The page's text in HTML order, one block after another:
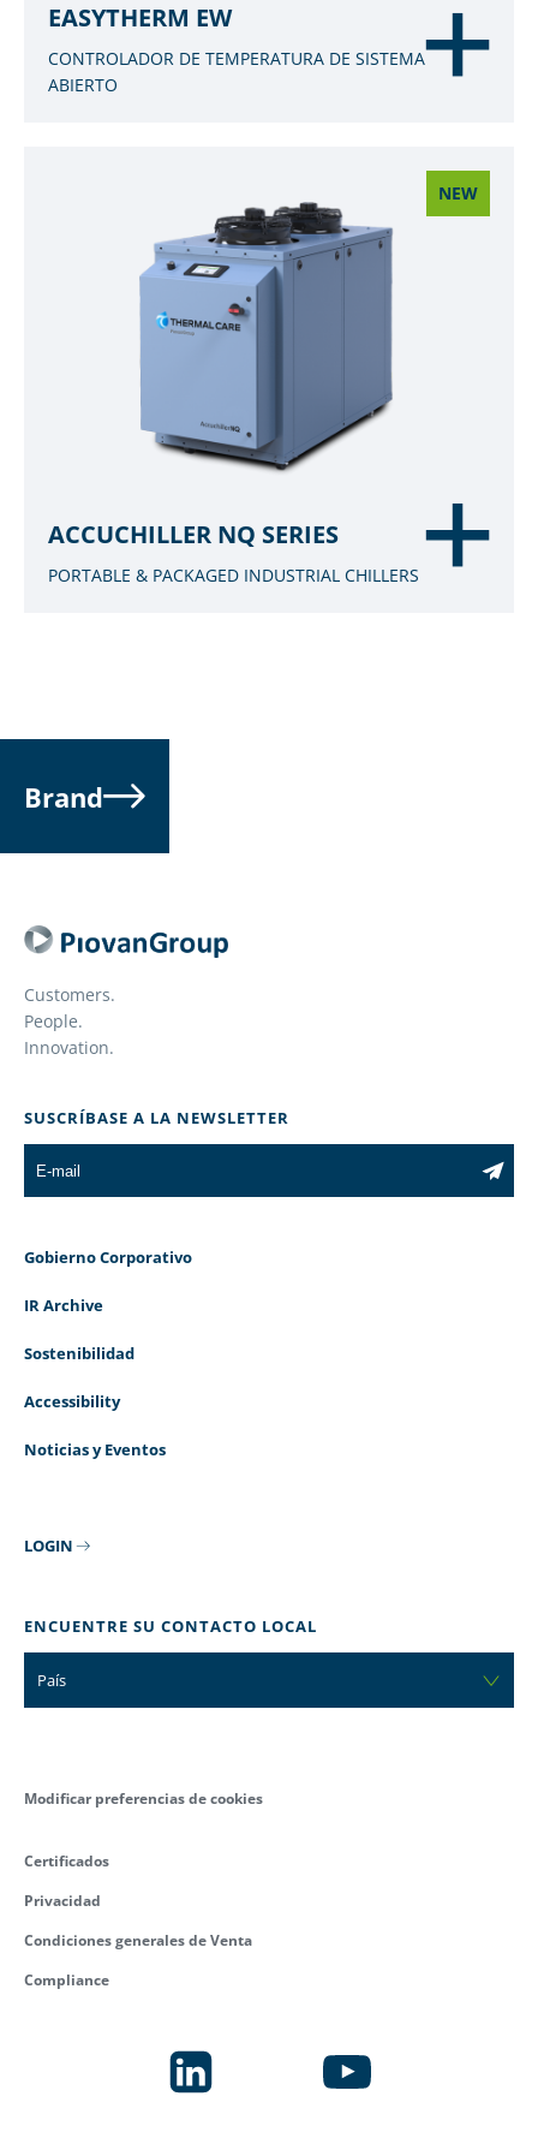
EASYTHERM EW
CONTROLADOR DE TEMPERATURA DE SISTEMA
ABIERTO
NEW
ACCUCHILLER NQ SERIES
PORTABLE & PACKAGED INDUSTRIAL CHILLERS
Brand
Customers.
People.
Innovation.
SUSCRÍBASE A LA NEWSLETTER
Gobierno Corporativo
IR Archive
Sostenibilidad
Accessibility
Noticias y Eventos
LOGIN
ENCUENTRE SU CONTACTO LOCAL
País
Modificar preferencias de cookies
Certificados
Privacidad
Condiciones generales de Venta
Compliance